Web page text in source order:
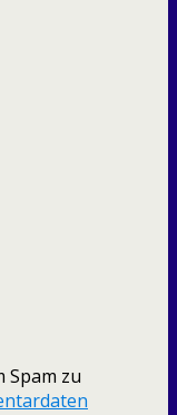
Spam zu